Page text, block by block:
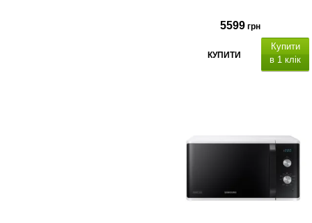
5599 грн
КУПИТИ
Купити
в 1 клік